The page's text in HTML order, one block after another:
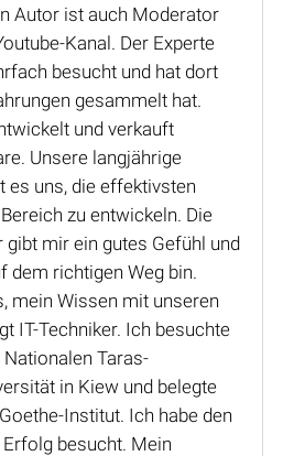
Autor ist auch Moderator
Kanal. Der Experte
besucht und hat dort
gesammelt hat.
und verkauft
Unsere langjährige
es uns, die effektivsten
zu entwickeln. Die
mir ein gutes Gefühl und
dem richtigen Weg bin.
mein Wissen mit unseren
IT-Techniker. Ich besuchte
Taras-
in Kiew und belegte
Institut. Ich habe den
besucht. Mein